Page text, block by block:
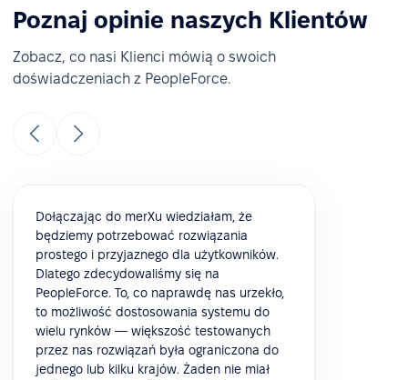
Poznaj opinie naszych Klientów
Zobacz, co nasi Klienci mówią o swoich
doświadczeniach z PeopleForce.
Dołączając do merXu wiedziałam, że
będziemy potrzebować rozwiązania
prostego i przyjaznego dla użytkowników.
Dlatego zdecydowaliśmy się na
PeopleForce. To, co naprawdę nas urzekło,
to możliwość dostosowania systemu do
wielu rynków — większość testowanych
przez nas rozwiązań była ograniczona do
jednego lub kilku krajów. Żaden nie miał